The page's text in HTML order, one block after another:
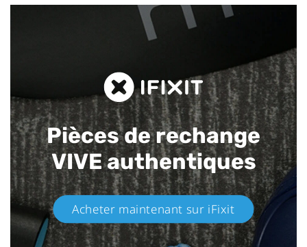
Pièces de rechange
VIVE authentiques​
Acheter maintenant sur iFixit​